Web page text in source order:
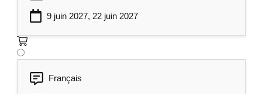
9 juin 2027, 22 juin 2027
Français